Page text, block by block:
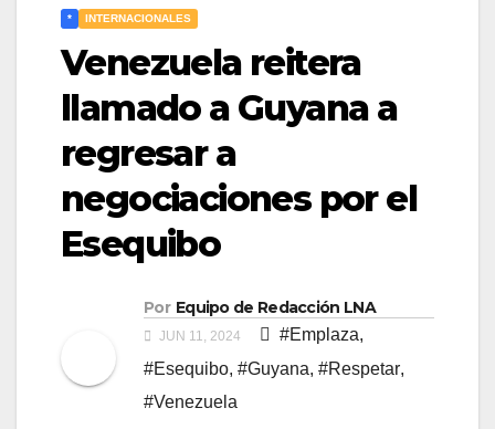
* INTERNACIONALES
Venezuela reitera
llamado a Guyana a
regresar a
negociaciones por el
Esequibo
Por Equipo de Redacción LNA
JUN 11, 2024 #Emplaza,
#Esequibo, #Guyana, #Respetar,
#Venezuela